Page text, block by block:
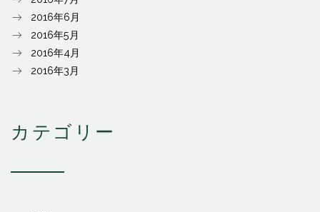
2016年6月
2016年5月
2016年4月
2016年3月
カテゴリー